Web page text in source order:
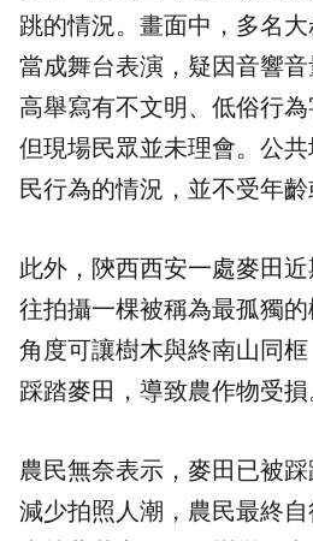
跳的情況。畫面中，多名
當成舞台表演，疑因音響
高舉寫有不文明、低俗行為
但現場民眾並未理會。公
民行為的情況，並不受年齡
此外，陝西西安一處麥田
往拍攝一棵被稱為最孤獨
角度可讓樹木與終南山同
踩踏麥田，導致農作物受損
農民無奈表示，麥田已被
減少拍照人潮，農民最終